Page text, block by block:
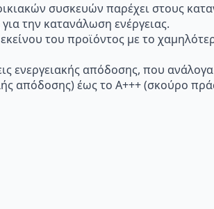
συσκευών παρέχει στους
την κατανάλωση ενέργειας.
του προϊόντος με το
ενεργειακής απόδοσης, που
απόδοσης) έως το Α+++ (σκούρο